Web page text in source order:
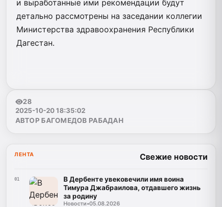
и выработанные ими рекомендации будут
детально рассмотрены на заседании коллегии
Министерства здравоохранения Республики
Дагестан.
28
2025-10-20 18:35:02
АВТОР БАГОМЕДОВ РАБАДАН
ЛЕНТА Свежие новости
01
В Дербенте увековечили имя воина
Тимура Джабраилова, отдавшего жизнь
за родину
Новости•05.08.2026